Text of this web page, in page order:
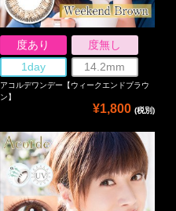
度あり
度無し
1day
14.2mm
アコルデワンデー【ウィークエンドブラウ
ン】
¥1,800 (税別)